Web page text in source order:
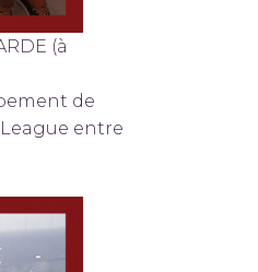
(à
de
entre